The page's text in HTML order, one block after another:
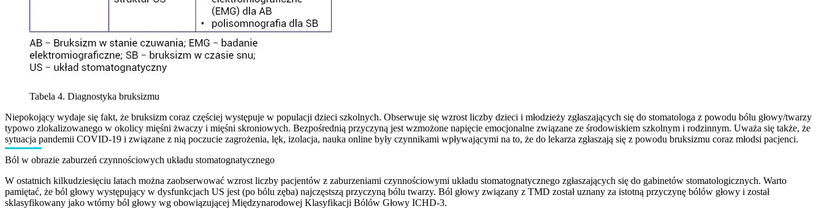
Tabela 4. Diagnostyka bruksizmu
Niepokojący wydaje się fakt, że bruksizm coraz częściej występuje w populacji dzieci szkolnych. Obserwuje się wzrost liczby dzieci i młodzieży zgłaszających się do stomatologa z powodu bólu głowy/twarzy
typowo zlokalizowanego w okolicy mięśni żwaczy i mięśni skroniowych. Bezpośrednią przyczyną jest wzmożone napięcie emocjonalne związane ze środowiskiem szkolnym i rodzinnym. Uważa się także, że
sytuacja pandemii COVID-19 i związane z nią poczucie zagrożenia, lęk, izolacja, nauka online były czynnikami wpływającymi na to, że do lekarza zgłaszają się z powodu bruksizmu coraz młodsi pacjenci.
Ból w obrazie zaburzeń czynnościowych układu stomatognatycznego
W ostatnich kilkudziesięciu latach można zaobserwować wzrost liczby pacjentów z zaburzeniami czynnościowymi układu stomatognatycznego zgłaszających się do gabinetów stomatologicznych. Warto
pamiętać, że ból głowy występujący w dysfunkcjach US jest (po bólu zęba) najczęstszą przyczyną bólu twarzy. Ból głowy związany z TMD został uznany za istotną przyczynę bólów głowy i został
sklasyfikowany jako wtórny ból głowy wg obowiązującej Międzynarodowej Klasyfikacji Bólów Głowy ICHD-3.